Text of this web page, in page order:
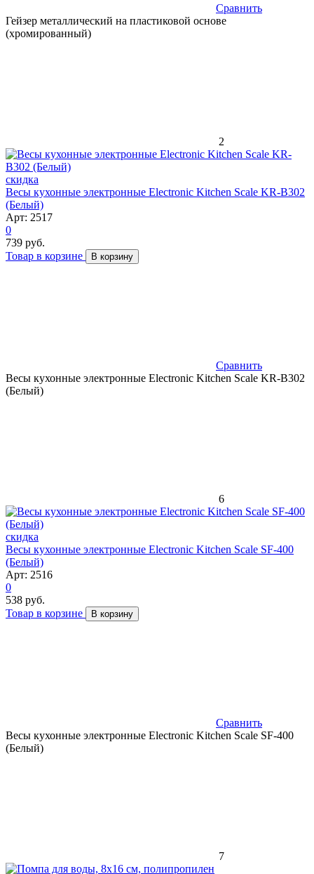
Сравнить
Гейзер металлический на пластиковой основе
(хромированный)
2
скидка
Весы кухонные электронные Electronic Kitchen Scale KR-B302
(Белый)
Арт: 2517
0
739 руб.
Товар в корзине
В корзину
Сравнить
Весы кухонные электронные Electronic Kitchen Scale KR-B302
(Белый)
6
скидка
Весы кухонные электронные Electronic Kitchen Scale SF-400
(Белый)
Арт: 2516
0
538 руб.
Товар в корзине
В корзину
Сравнить
Весы кухонные электронные Electronic Kitchen Scale SF-400
(Белый)
7